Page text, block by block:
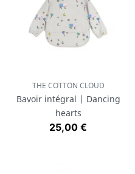
THE COTTON CLOUD
Bavoir intégral | Dancing
hearts
Prix
25,00 €